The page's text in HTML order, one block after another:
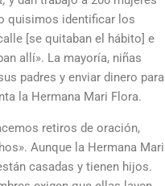
quisimos identificar los
[se quitaban el hábito] e
allí». La mayoría, niñas
padres y enviar dinero para
la Hermana Mari Flora.
retiros de oración,
Aunque la Hermana Mari
casadas y tienen hijos.